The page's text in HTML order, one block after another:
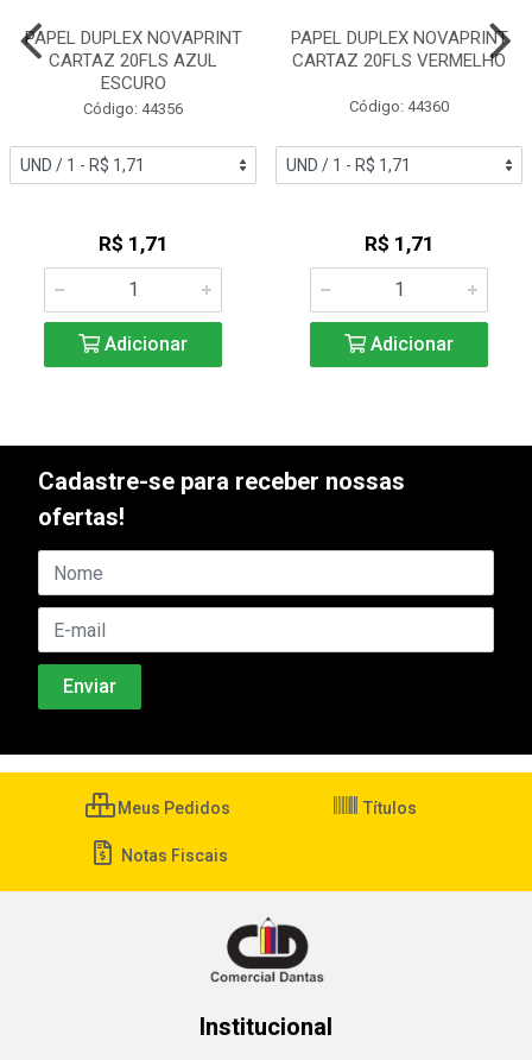
PAPEL DUPLEX NOVAPRINT
CARTAZ 20FLS AZUL
ESCURO
Código: 44356
R$ 1,71
Adicionar
PAPEL DUPLEX NOVAPRINT
CARTAZ 20FLS VERMELHO
Código: 44360
R$ 1,71
Adicionar
Cadastre-se para receber nossas
ofertas!
Meus Pedidos Títulos
Notas Fiscais
Institucional